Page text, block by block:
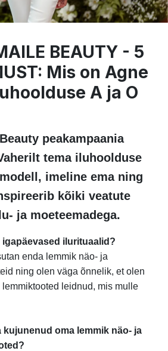
BEAUTY - 5
Mis on Agne
A ja O
peakampaania
tema iluhoolduse
imeline ema ning
kõiki veatute
ja moeteemadega.
igapäevased ilurituaalid?
enda lemmik näo- ja
ning olen väga õnnelik, et olen
leidnud, mis mulle
kujunenud oma lemmik näo- ja